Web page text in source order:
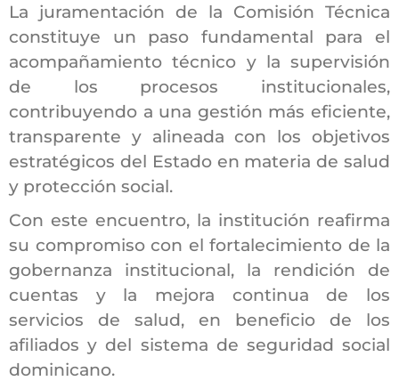
La juramentación de la Comisión Técnica
constituye un paso fundamental para el
acompañamiento técnico y la supervisión
de los procesos institucionales,
contribuyendo a una gestión más eficiente,
transparente y alineada con los objetivos
estratégicos del Estado en materia de salud
y protección social.
Con este encuentro, la institución reafirma
su compromiso con el fortalecimiento de la
gobernanza institucional, la rendición de
cuentas y la mejora continua de los
servicios de salud, en beneficio de los
afiliados y del sistema de seguridad social
dominicano.